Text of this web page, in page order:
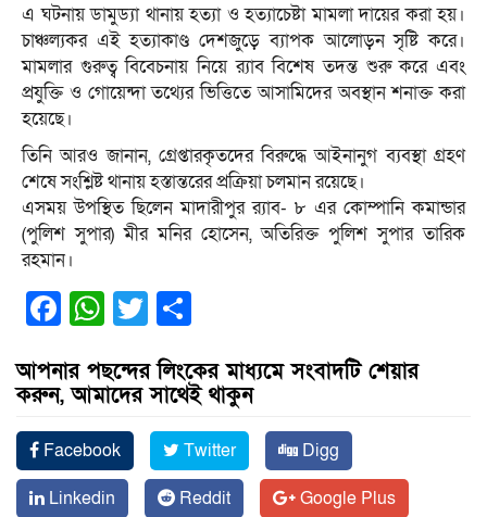
এ ঘটনায় ডামুড্যা থানায় হত্যা ও হত্যাচেষ্টা মামলা দায়ের করা হয়।
চাঞ্চল্যকর এই হত্যাকাণ্ড দেশজুড়ে ব্যাপক আলোড়ন সৃষ্টি করে।
মামলার গুরুত্ব বিবেচনায় নিয়ে র‍্যাব বিশেষ তদন্ত শুরু করে এবং
প্রযুক্তি ও গোয়েন্দা তথ্যের ভিত্তিতে আসামিদের অবস্থান শনাক্ত করা
হয়েছে।
তিনি আরও জানান, গ্রেপ্তারকৃতদের বিরুদ্ধে আইনানুগ ব্যবস্থা গ্রহণ
শেষে সংশ্লিষ্ট থানায় হস্তান্তরের প্রক্রিয়া চলমান রয়েছে।
এসময় উপস্থিত ছিলেন মাদারীপুর র‍্যাব- ৮ এর কোম্পানি কমান্ডার
(পুলিশ সুপার) মীর মনির হোসেন, অতিরিক্ত পুলিশ সুপার তারিক
রহমান।
Facebook
WhatsApp
Twitter
আপনার পছন্দের লিংকের মাধ্যমে সংবাদটি শেয়ার
করুন, আমাদের সাথেই থাকুন
Facebook Twitter
Digg
Linkedin
Reddit
Google Plus